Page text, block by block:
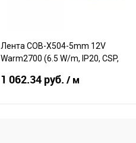
Лента COB-X504-5mm 12V
Warm2700 (6.5 W/m, IP20, CSP,
1 062.34 руб. / м